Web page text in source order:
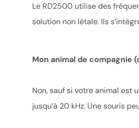
Le RD2500 utilise des
solution non létale. Ils
Mon animal de
Non, sauf si votre animal est
jusqu’à 20 kHz. Une souris